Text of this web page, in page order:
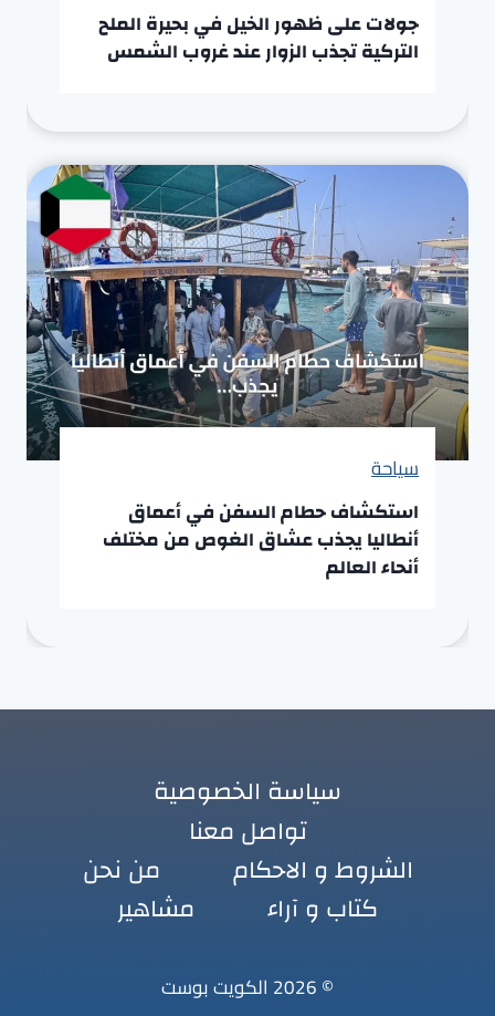
جولات على ظهور الخيل في بحيرة الملح
التركية تجذب الزوار عند غروب الشمس
سياحة
استكشاف حطام السفن في أعماق
أنطاليا يجذب عشاق الغوص من مختلف
أنحاء العالم
سياسة الخصوصية
تواصل معنا
الشروط و الاحكام
من نحن
كتاب و آراء
مشاهير
© 2026 الكويت بوست